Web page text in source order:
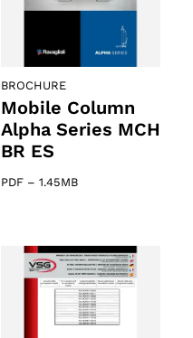
BROCHURE
Mobile Column
Alpha Series MCH
BR ES
PDF – 1.45MB